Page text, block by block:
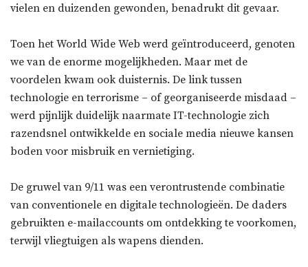
vielen en duizenden gewonden, benadrukt dit gevaar.
Toen het World Wide Web werd geïntroduceerd, genoten
we van de enorme mogelijkheden. Maar met de
voordelen kwam ook duisternis. De link tussen
technologie en terrorisme – of georganiseerde misdaad –
werd pijnlijk duidelijk naarmate IT-technologie zich
razendsnel ontwikkelde en sociale media nieuwe kansen
boden voor misbruik en vernietiging.
De gruwel van 9/11 was een verontrustende combinatie
van conventionele en digitale technologieën. De daders
gebruikten e-mailaccounts om ontdekking te voorkomen,
terwijl vliegtuigen als wapens dienden.